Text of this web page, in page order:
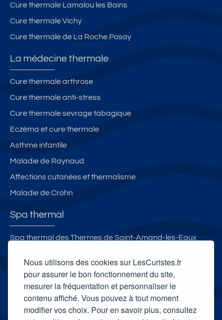
Nous utilisons des cookies sur LesCuristes.fr
pour assurer le bon fonctionnement du site,
mesurer la fréquentation et personnaliser le
contenu affiché. Vous pouvez à tout moment
modifier vos choix. Pour en savoir plus, consultez
Cure thermale Lamalou les Bains
Cure thermale Vichy
Cure thermale de La Roche Posay
La médecine thermale
Cure thermale arthrose
Cure thermale anti-stress
Cure thermale sevrage tabagique
Eczéma et cure thermale
Asthme infantile
Maladie de Raynaud
Affections cutanées et thermalisme
Maladie de Crohn
Spa thermal
Spa thermal des Thermes de Saint-Amand-les-Eaux
Selya Resort Thermal & Spa
Carte cadeau spa Vichy
Carte cadeau spa Bagnoles-de-l'Orne